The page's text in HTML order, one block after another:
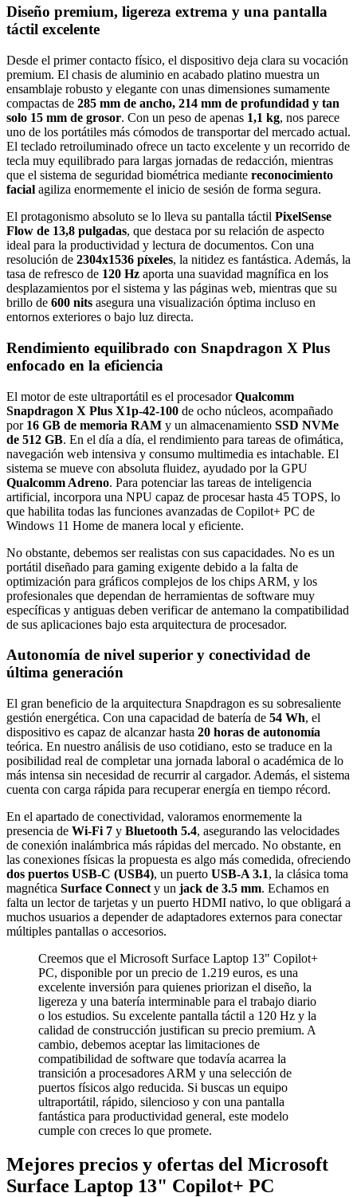
Diseño premium, ligereza extrema y una pantalla
táctil excelente
Desde el primer contacto físico, el dispositivo deja clara su vocación
premium. El chasis de aluminio en acabado platino muestra un
ensamblaje robusto y elegante con unas dimensiones sumamente
compactas de 285 mm de ancho, 214 mm de profundidad y tan
solo 15 mm de grosor. Con un peso de apenas 1,1 kg, nos parece
uno de los portátiles más cómodos de transportar del mercado actual.
El teclado retroiluminado ofrece un tacto excelente y un recorrido de
tecla muy equilibrado para largas jornadas de redacción, mientras
que el sistema de seguridad biométrica mediante reconocimiento
facial agiliza enormemente el inicio de sesión de forma segura.
El protagonismo absoluto se lo lleva su pantalla táctil PixelSense
Flow de 13,8 pulgadas, que destaca por su relación de aspecto
ideal para la productividad y lectura de documentos. Con una
resolución de 2304x1536 píxeles, la nitidez es fantástica. Además, la
tasa de refresco de 120 Hz aporta una suavidad magnífica en los
desplazamientos por el sistema y las páginas web, mientras que su
brillo de 600 nits asegura una visualización óptima incluso en
entornos exteriores o bajo luz directa.
Rendimiento equilibrado con Snapdragon X Plus
enfocado en la eficiencia
El motor de este ultraportátil es el procesadorQualcomm
Snapdragon X Plus X1p-42-100 de ocho núcleos, acompañado
por 16 GB de memoria RAM y un almacenamiento SSD NVMe
de 512 GB. En el día a día, el rendimiento para tareas de ofimática,
navegación web intensiva y consumo multimedia es intachable. El
sistema se mueve con absoluta fluidez, ayudado por la GPU
Qualcomm Adreno. Para potenciar las tareas de inteligencia
artificial, incorpora una NPU capaz de procesar hasta 45 TOPS, lo
que habilita todas las funciones avanzadas de Copilot+ PC de
Windows 11 Home de manera local y eficiente.
No obstante, debemos ser realistas con sus capacidades. No es un
portátil diseñado para gaming exigente debido a la falta de
optimización para gráficos complejos de los chips ARM, y los
profesionales que dependan de herramientas de software muy
específicas y antiguas deben verificar de antemano la compatibilidad
de sus aplicaciones bajo esta arquitectura de procesador.
Autonomía de nivel superior y conectividad de
última generación
El gran beneficio de la arquitectura Snapdragon es su sobresaliente
gestión energética. Con una capacidad de batería de 54 Wh, el
dispositivo es capaz de alcanzar hasta 20 horas de autonomía
teórica. En nuestro análisis de uso cotidiano, esto se traduce en la
posibilidad real de completar una jornada laboral o académica de lo
más intensa sin necesidad de recurrir al cargador. Además, el sistema
cuenta con carga rápida para recuperar energía en tiempo récord.
En el apartado de conectividad, valoramos enormemente la
presencia de Wi-Fi 7 y Bluetooth 5.4, asegurando las velocidades
de conexión inalámbrica más rápidas del mercado. No obstante, en
las conexiones físicas la propuesta es algo más comedida, ofreciendo
dos puertos USB-C (USB4), un puerto USB-A 3.1, la clásica toma
magnética Surface Connect y un jack de 3.5 mm. Echamos en
falta un lector de tarjetas y un puerto HDMI nativo, lo que obligará a
muchos usuarios a depender de adaptadores externos para conectar
múltiples pantallas o accesorios.
Creemos que el Microsoft Surface Laptop 13" Copilot+
PC, disponible por un precio de 1.219 euros, es una
excelente inversión para quienes priorizan el diseño, la
ligereza y una batería interminable para el trabajo diario
o los estudios. Su excelente pantalla táctil a 120 Hz y la
calidad de construcción justifican su precio premium. A
cambio, debemos aceptar las limitaciones de
compatibilidad de software que todavía acarrea la
transición a procesadores ARM y una selección de
puertos físicos algo reducida. Si buscas un equipo
ultraportátil, rápido, silencioso y con una pantalla
fantástica para productividad general, este modelo
cumple con creces lo que promete.
Mejores precios y ofertas del Microsoft
Surface Laptop 13" Copilot+ PC